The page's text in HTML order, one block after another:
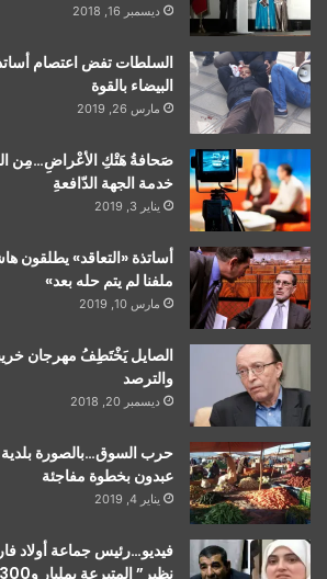
ديسمبر 16, 2018
السلطات تفض اعتصام أساتذة
البيضاء بالقوة
مارس 26, 2019
صَحافةُ هَتْكِ الأعْراضِ…مِن
خدمة الجهة الدّافعةِ
يناير 3, 2019
أساتذة «التعاقد» يطلقون
ملفنا لم يتم حله بعد»
مارس 10, 2019
الصايل يَخْتَطِفُ مهرجان
والترصد
ديسمبر 20, 2018
حرب السوق…بالصورة بلدية
عبدون بخطوة مفاجئة
يناير 4, 2019
فيديو…رئيس جماعة أولاد
نظير” المتبرعة بمليار و300 مليون